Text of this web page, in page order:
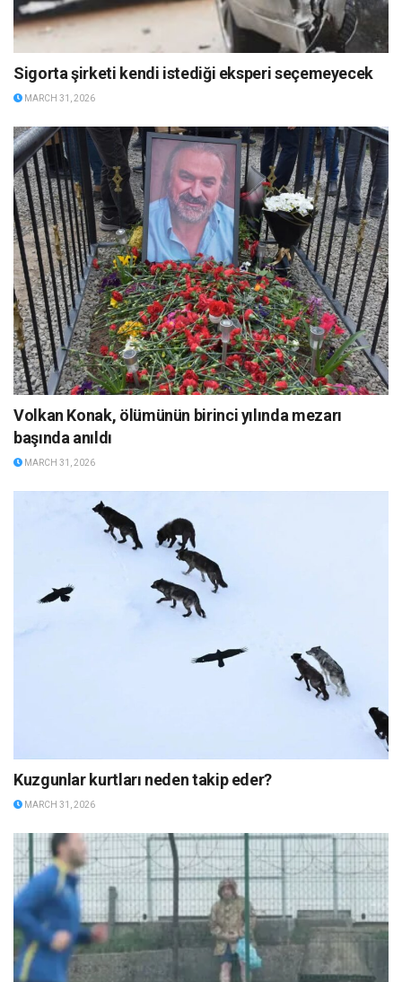
Sigorta şirketi kendi istediği eksperi seçemeyecek
MARCH 31, 2026
Volkan Konak, ölümünün birinci yılında mezarı
başında anıldı
MARCH 31, 2026
Kuzgunlar kurtları neden takip eder?
MARCH 31, 2026